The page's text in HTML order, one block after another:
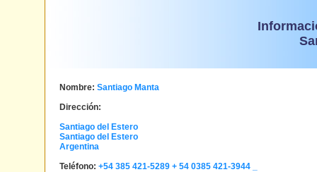
Nombre: Santiago Manta
Dirección:
Santiago del Estero
Santiago del Estero
Argentina
Teléfono: +54 385 421-5289 + 54 0385 421-3944 _